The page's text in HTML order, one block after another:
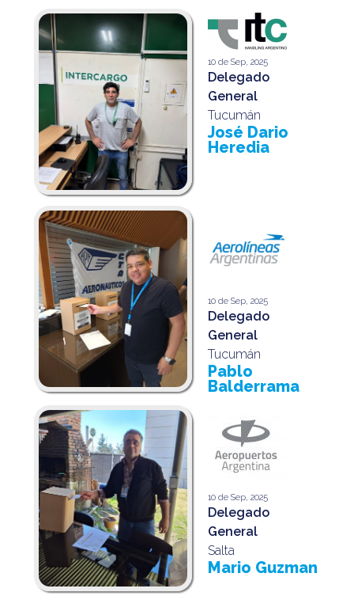
10 de Sep, 2025
Delegado
General
Tucumán
José Dario
Heredia
10 de Sep, 2025
Delegado
General
Tucumán
Pablo
Balderrama
10 de Sep, 2025
Delegado
General
Salta
Mario Guzman